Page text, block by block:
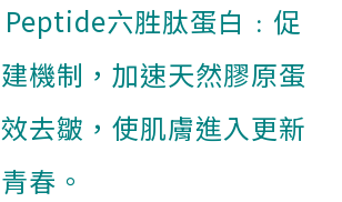
六胜肽蛋白﹕促
機制，加速天然膠原蛋
去皺，使肌膚進入更新
春。